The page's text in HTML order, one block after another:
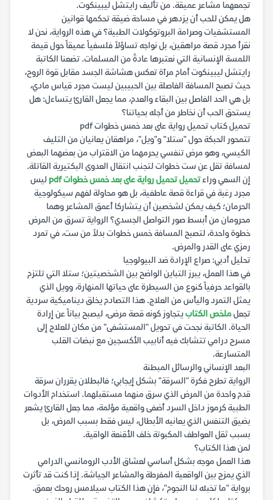
تجمعهما مشاعر عميقة. من تأليف رايتشل ليبينكوت.
هل يمكن للحب أن يزدهر في مساحة ضيقة تحكمها قوانين
المستشفيات وصرامة البروتوكولات الطبية؟ في هذه الرواية، نحن لا
نقرأ مجرد قصة مراهقين، بل نواجه تساؤلاً فلسفياً عميقاً حول قيمة
اللمسة الإنسانية التي نعتبرها عادةً من المسلمات. تضعنا الكاتبة
رايتشل ليبينكوت أمام مرآة تعكس هشاشة الجسد مقابل قوة الروح،
حيث تصبح المسافة الفاصلة بين الحبيبين ليست مجرد قياس مادي،
بل هي الحد الفاصل بين البقاء والعدم، مما يجعل القارئ يتساءل: هل
يستحق الحب أن نخاطر من أجله بحياتنا؟
تحميل كتاب تحميل رواية على بعد خمس خطوات pdf
تتمحور الحبكة حول "ستلا" و"ويل"، مراهقان يعانيان من التليف
الكيسي، وهو مرض تنفسي يحرمهما من الاقتراب من بعضهما البعض
لمسافة تقل عن ست خطوات لتجنب انتقال العدوى البكتيرية القاتلة.
إن السعي وراءتحميل تحميل رواية على بعد خمس خطوات pdf
ليس
مجرد رغبة في قراءة قصة عاطفية، بل هو محاولة لفهم سيكولوجية
الحرمان؛ كيف يمكن لشخصين أن يتشاركا أعمق المشاعر وهما
محرومان من أبسط صور التواصل الجسدي؟ الرواية تسرق من المرض
خطوة واحدة، لتصبح المسافة خمس خطوات بدلاً من ست، في تمرد
رمزي على القدر والمرض.
تحليل أدبي: صراع الإرادة ضد البيولوجيا
في هذا العمل، يبرز التباين الواضح بين الشخصيتين؛ ستلا التي تلتزم
بالقواعد حرفياً كنوع من السيطرة على حياتها المنهارة، وويل الذي
يمثل التمرد واليأس من العلاج. هذا التصادم يخلق ديناميكية سردية
تجعلملخص الكتابيتجاوز كونه قصة مرضى، ليصبح بياناً عن إرادة
الحياة. الكاتبة نجحت في تحويل "المستشفى" من مكان للعلاج إلى
مسرح درامي تتشابك فيه أنابيب الأكسجين مع نبضات القلب
المتسارعة.
البعد الإنساني والرسائل المبطنة
الرواية تطرح فكرة "السرقة" بشكل إيجابي؛ فالبطلان يقرران سرقة
قدم واحدة من المرض الذي سرق منهما مستقبلهما. استخدام الأدوات
الطبية كرموز داخل السرد أضفى واقعية مؤلمة، مما جعل القارئ يشعر
بضيق التنفس الذي يعانيه الأبطال، ليس فقط بسبب المرض، بل
بسبب ثقل العواطف المكبوتة خلف الأقنعة الواقية.
لمن هذا الكتاب؟
هذا العمل موجه بشكل أساسي لعشاق الأدب الرومانسي الدرامي
الذي يمزج بين الواقعية المفرطة والمشاعر الجياشة. إذا كنت قد تأثرت
برواية "ما تخبئه لنا النجوم"، فإن هذا الكتاب سيلامس روحك بعمق.